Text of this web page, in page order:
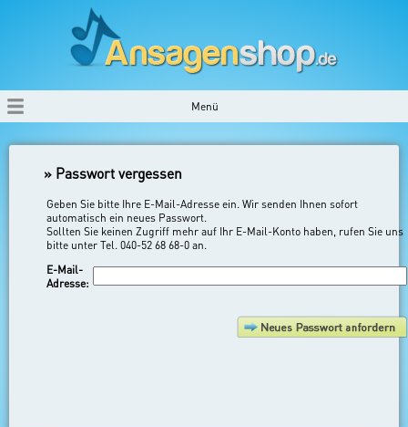
Menü
» Passwort vergessen
Geben Sie bitte Ihre E-Mail-Adresse ein. Wir senden Ihnen sofort
automatisch ein neues Passwort.
Sollten Sie keinen Zugriff mehr auf Ihr E-Mail-Konto haben, rufen Sie uns
bitte unter Tel. 040-52 68 68-0 an.
E-Mail-
Adresse: